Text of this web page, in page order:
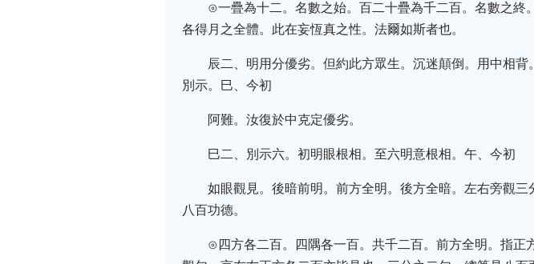
⊙一疊為十二。名數之始。百二十疊為千二百。名數之終
各得月之全體。此在妄恆真之性。法爾如斯者也。
辰二、明用分優劣。但約此方眾生。沉迷顛倒。用中相
別示。巳、今初
阿難。汝復於中克定優劣。
巳二、別示六。初明眼根相。至六明意根相。午、今初
如眼觀見。後暗前明。前方全明。後方全暗。左右旁觀
八百功德。
⊙四方各二百。四隅各一百。共千二百。前方全明。指